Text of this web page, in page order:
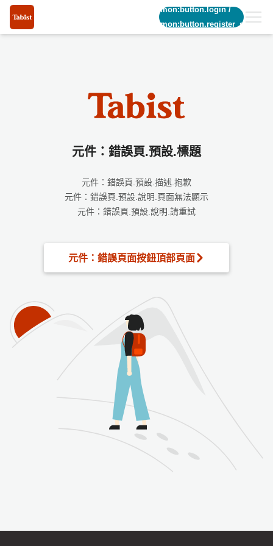
common:button.login/
common:button.register_short
元件：錯誤頁.預設.標題
元件：錯誤頁.預設.描述.抱歉
元件：錯誤頁.預設.說明.頁面無法顯示
元件：錯誤頁.預設.說明.請重試
元件：錯誤頁面按鈕頂部頁面